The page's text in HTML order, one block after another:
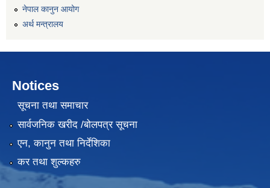
नेपाल कानुन आयोग
अर्थ मन्त्रालय
Notices
सूचना तथा समाचार
सार्वजनिक खरीद /बोलपत्र सूचना
एन, कानुन तथा निर्देशिका
कर तथा शुल्कहरु